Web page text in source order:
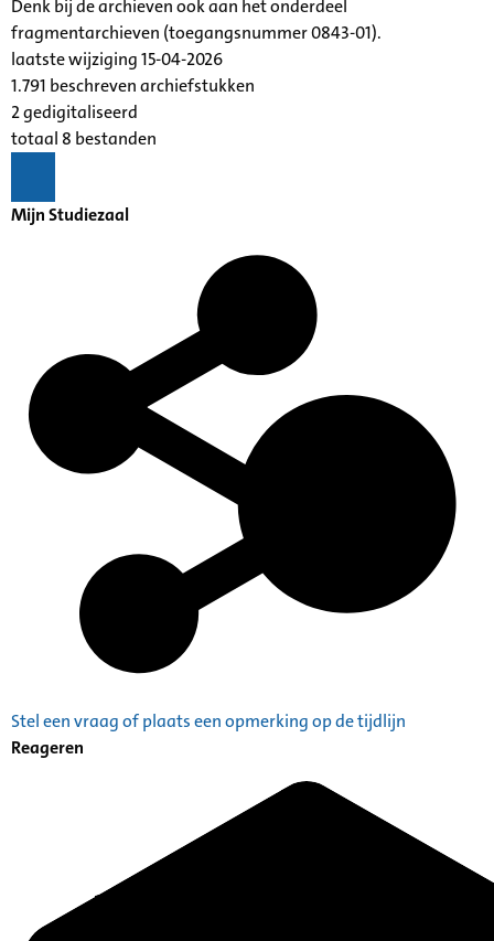
Denk bij de archieven ook aan het onderdeel
fragmentarchieven (toegangsnummer 0843-01).
laatste wijziging 15-04-2026
1.791 beschreven archiefstukken
2 gedigitaliseerd
totaal 8 bestanden
Mijn Studiezaal
Stel een vraag of plaats een opmerking op de tijdlijn
Reageren